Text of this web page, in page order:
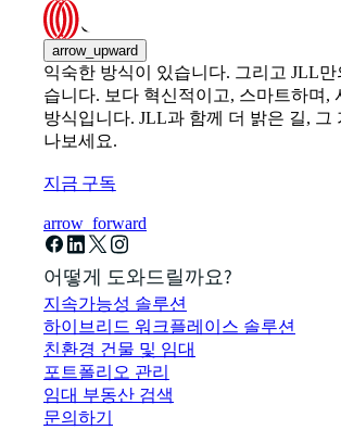
arrow_upward
익숙한 방식이 있습니다. 그리고 JLL만
습니다. 보다 혁신적이고, 스마트하며,
방식입니다. JLL과 함께 더 밝은 길, 그
나보세요.
지금 구독
arrow_forward
어떻게 도와드릴까요?
지속가능성 솔루션
하이브리드 워크플레이스 솔루션
친환경 건물 및 임대
포트폴리오 관리
임대 부동산 검색
문의하기